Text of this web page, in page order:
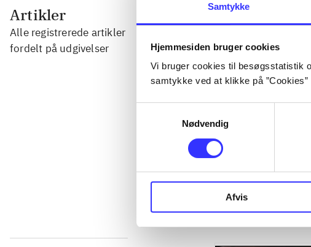
Samtykke
Hjemmesiden bruger cookies
Vi bruger cookies til besøgsstatistik
samtykke ved at klikke på
Nødvendig
Afvis
Artikler
Alle registrerede artikler
fordelt på udgivelser
...
...
...
...